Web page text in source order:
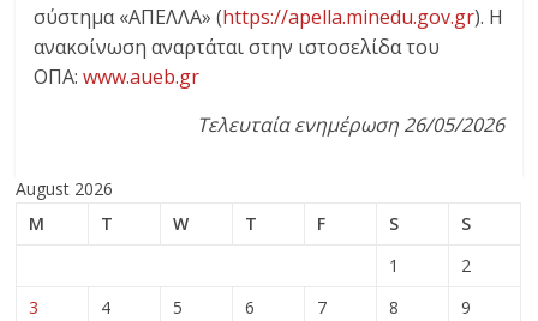
σύστημα «ΑΠΕΛΛΑ» (https://apella.minedu.gov.gr). Η
ανακοίνωση αναρτάται στην ιστοσελίδα του
ΟΠΑ:www.aueb.gr
Τελευταία ενημέρωση 26/05/2026
August 2026
M
T W T F S
S
1
2
3
4 5 6 7 8
9